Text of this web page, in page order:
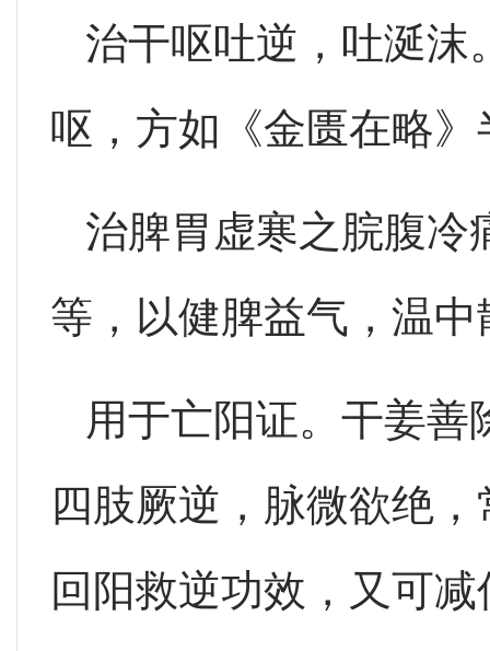
治干呕吐逆，吐涎沫
呕，方如《金匮在略
治脾胃虚寒之脘腹冷
等，以健脾益气，温
用于亡阳证。干姜善
四肢厥逆，脉微欲绝
回阳救逆功效，又可